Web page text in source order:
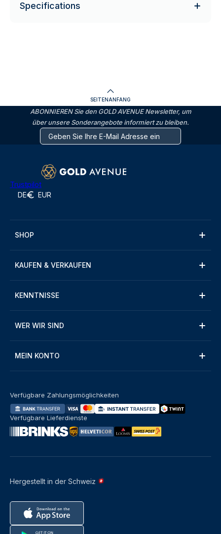
Specifications
SEITENANFANG
ABONNIEREN Sie den GOLD AVENUE Newsletter, um
über unsere Sonderangebote informiert zu bleiben.
Trustpilot
DE EUR
SHOP
KAUFEN & VERKAUFEN
KENNTNISSE
WER WIR SIND
MEIN KONTO
Hergestellt in der Schweiz
Verfügbare Zahlungsmöglichkeiten
Verfügbare Lieferdienste